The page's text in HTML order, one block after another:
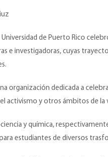
Universidad de Puerto Rico
e investigadoras, cuyas
organización dedicada a
activismo y otros ámbitos de la
y química,
estudiantes de diversos